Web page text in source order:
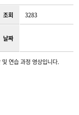
조회 3283
날짜
연습 과정 영상입니다.